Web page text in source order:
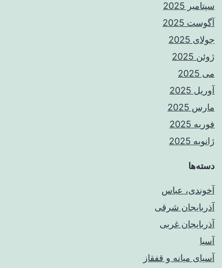
سپتامبر 2025
آگوست 2025
جولای 2025
ژوئن 2025
می 2025
آوریل 2025
مارس 2025
فوریه 2025
ژانویه 2025
دسته‌ها
آخوندی، عباس
آذربایجان شرقی
آذربایجان غربی
آسیا
آسیای میانه و قفقاز